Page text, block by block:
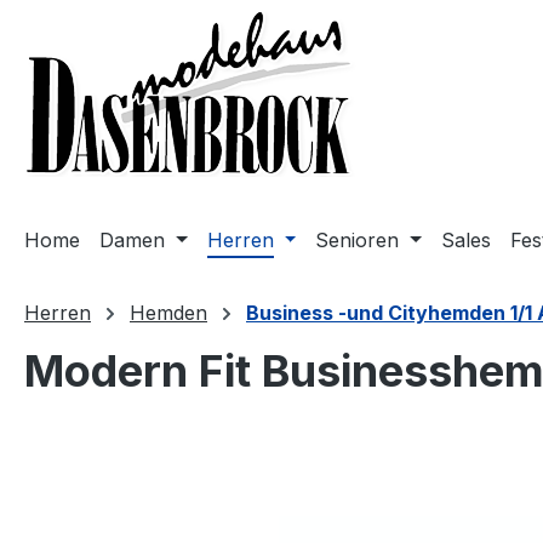
Hauptinhalt springen
Zur Hauptnavigation springen
Home Damen Herren Senioren Sales
Herren Hemden Business -und Cityhemden 1/1
Modern Fit